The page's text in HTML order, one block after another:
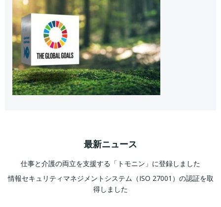
最新ニュース
仕事と介護の両立を支援する「トモニン」に登録しました
情報セキュリティマネジメントシステム（ISO 27001）の認証を取
得しました